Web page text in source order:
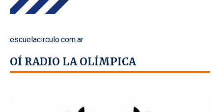
escuelacirculo.com.ar
OÍ RADIO LA OLÍMPICA